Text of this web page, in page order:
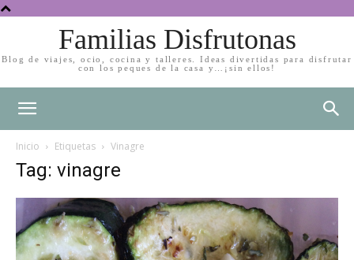
Familias Disfrutonas
Blog de viajes, ocio, cocina y talleres. Ideas divertidas para disfrutar
con los peques de la casa y…¡sin ellos!
Inicio Etiquetas Vinagre
Tag: vinagre